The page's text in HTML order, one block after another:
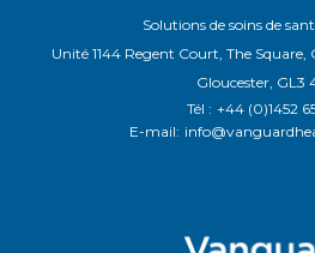
Solutions de soins de
Unité 1144 Regent Court, The Square,
Gloucester, GL3
Tél : +44 (0)1452
E-mail: